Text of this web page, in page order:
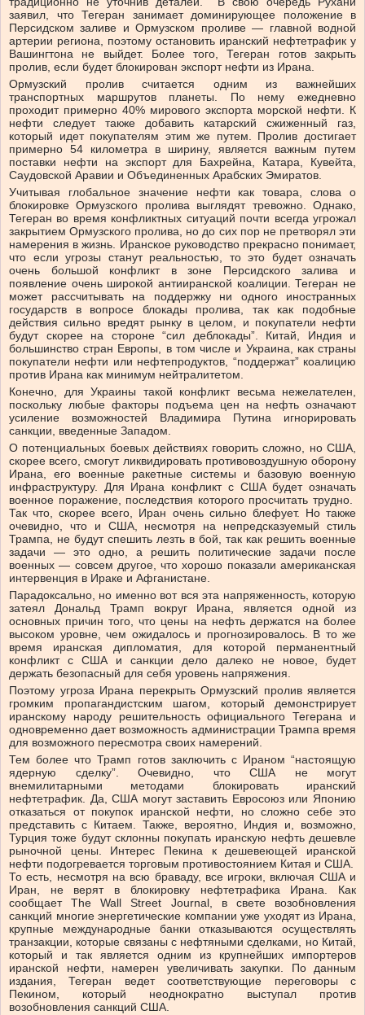
заявил, что Тегеран занимает доминирующее положение в
Персидском заливе и Ормузском проливе — главной водной
артерии региона, поэтому остановить иранский нефтетрафик у
Вашингтона не выйдет. Более того, Тегеран готов закрыть
пролив, если будет блокирован экспорт нефти из Ирана.
Ормузский пролив считается одним из важнейших
транспортных маршрутов планеты. По нему ежедневно
проходит примерно 40% мирового экспорта морской нефти. К
нефти следует также добавить катарский сжиженный газ,
который идет покупателям этим же путем. Пролив достигает
примерно 54 километра в ширину, является важным путем
поставки нефти на экспорт для Бахрейна, Катара, Кувейта,
Саудовской Аравии и Объединенных Арабских Эмиратов.
Учитывая глобальное значение нефти как товара, слова о
блокировке Ормузского пролива выглядят тревожно. Однако,
Тегеран во время конфликтных ситуаций почти всегда угрожал
закрытием Ормузского пролива, но до сих пор не претворял эти
намерения в жизнь. Иранское руководство прекрасно понимает,
что если угрозы станут реальностью, то это будет означать
очень большой конфликт в зоне Персидского залива и
появление очень широкой антииранской коалиции. Тегеран не
может рассчитывать на поддержку ни одного иностранных
государств в вопросе блокады пролива, так как подобные
действия сильно вредят рынку в целом, и покупатели нефти
будут скорее на стороне “сил деблокады”. Китай, Индия и
большинство стран Европы, в том числе и Украина, как страны
покупатели нефти или нефтепродуктов, “поддержат” коалицию
против Ирана как минимум нейтралитетом.
Конечно, для Украины такой конфликт весьма нежелателен,
поскольку любые факторы подъема цен на нефть означают
усиление возможностей Владимира Путина игнорировать
санкции, введенные Западом.
О потенциальных боевых действиях говорить сложно, но США,
скорее всего, смогут ликвидировать противовоздушную оборону
Ирана, его военные ракетные системы и базовую военную
инфраструктуру. Для Ирана конфликт с США будет означать
военное поражение, последствия которого просчитать трудно.
Так что, скорее всего, Иран очень сильно блефует. Но также
очевидно, что и США, несмотря на непредсказуемый стиль
Трампа, не будут спешить лезть в бой, так как решить военные
задачи — это одно, а решить политические задачи после
военных — совсем другое, что хорошо показали американская
интервенция в Ираке и Афганистане.
Парадоксально, но именно вот вся эта напряженность, которую
затеял Дональд Трамп вокруг Ирана, является одной из
основных причин того, что цены на нефть держатся на более
высоком уровне, чем ожидалось и прогнозировалось. В то же
время иранская дипломатия, для которой перманентный
конфликт с США и санкции дело далеко не новое, будет
держать безопасный для себя уровень напряжения.
Поэтому угроза Ирана перекрыть Ормузский пролив является
громким пропагандистским шагом, который демонстрирует
иранскому народу решительность официального Тегерана и
одновременно дает возможность администрации Трампа время
для возможного пересмотра своих намерений.
Тем более что Трамп готов заключить с Ираном “настоящую
ядерную сделку”. Очевидно, что США не могут
внемилитарными методами блокировать иранский
нефтетрафик. Да, США могут заставить Евросоюз или Японию
отказаться от покупок иранской нефти, но сложно себе это
представить с Китаем. Также, вероятно, Индия и, возможно,
Турция тоже будут склонны покупать иранскую нефть дешевле
рыночной цены. Интерес Пекина к дешевеющей иранской
нефти подогревается торговым противостоянием Китая и США.
То есть, несмотря на всю браваду, все игроки, включая США и
Иран, не верят в блокировку нефтетрафика Ирана. Как
сообщает The Wall Street Journal, в свете возобновления
санкций многие энергетические компании уже уходят из Ирана,
крупные международные банки отказываются осуществлять
транзакции, которые связаны с нефтяными сделками, но Китай,
который и так является одним из крупнейших импортеров
иранской нефти, намерен увеличивать закупки. По данным
издания, Тегеран ведет соответствующие переговоры с
Пекином, который неоднократно выступал против
возобновления санкций США.